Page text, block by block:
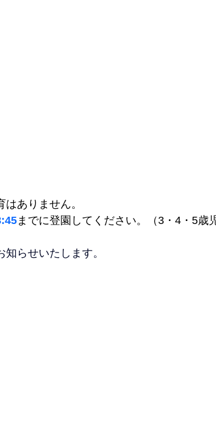
ありません。
までに登園してください。（3・4・5歳
らせいたします。